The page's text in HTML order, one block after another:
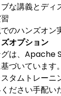
な講義とディ
のハンズオン
オプション
グは、Apache
づいています。
タムトレーニ
ださい手配い